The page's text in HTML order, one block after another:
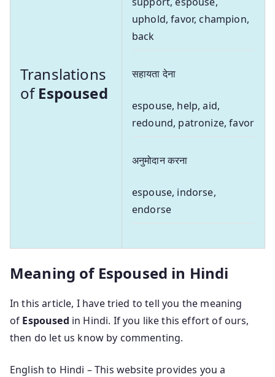
Translations
ofEspoused
uphold, favor, champion,
back
सहायता देना
espouse, help, aid,
redound, patronize, favor
अनुमोदान करना
espouse, indorse,
endorse
Meaning of Espoused in Hindi
In this article, I have tried to tell you the meaning
of Espoused in Hindi. If you like this effort of ours,
then do let us know by commenting.
English to Hindi – This website provides you a